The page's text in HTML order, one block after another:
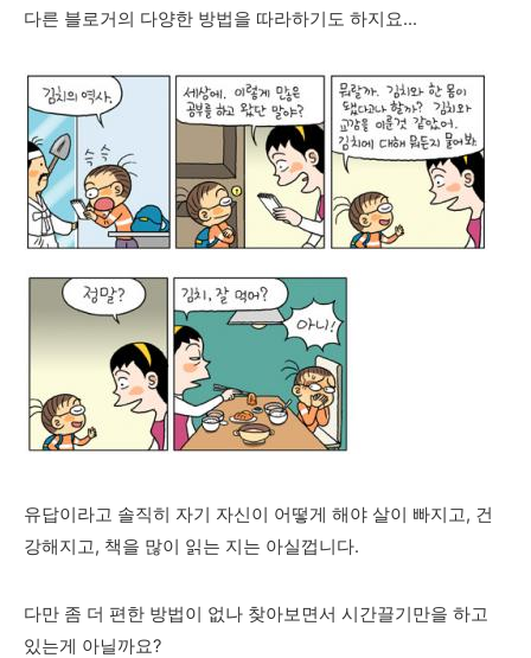
다른 블로거의 다양한 방법을 따라하기도 하지요...
유답이라고 솔직히 자기 자신이 어떻게 해야 살이 빠지고, 건
강해지고, 책을 많이 읽는 지는 아실껍니다.
다만 좀 더 편한 방법이 없나 찾아보면서 시간끌기만을 하고
있는게 아닐까요?